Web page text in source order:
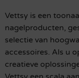
Vettsy is een
nagelproducten,
selectie van
accessoires. Als u
creatieve